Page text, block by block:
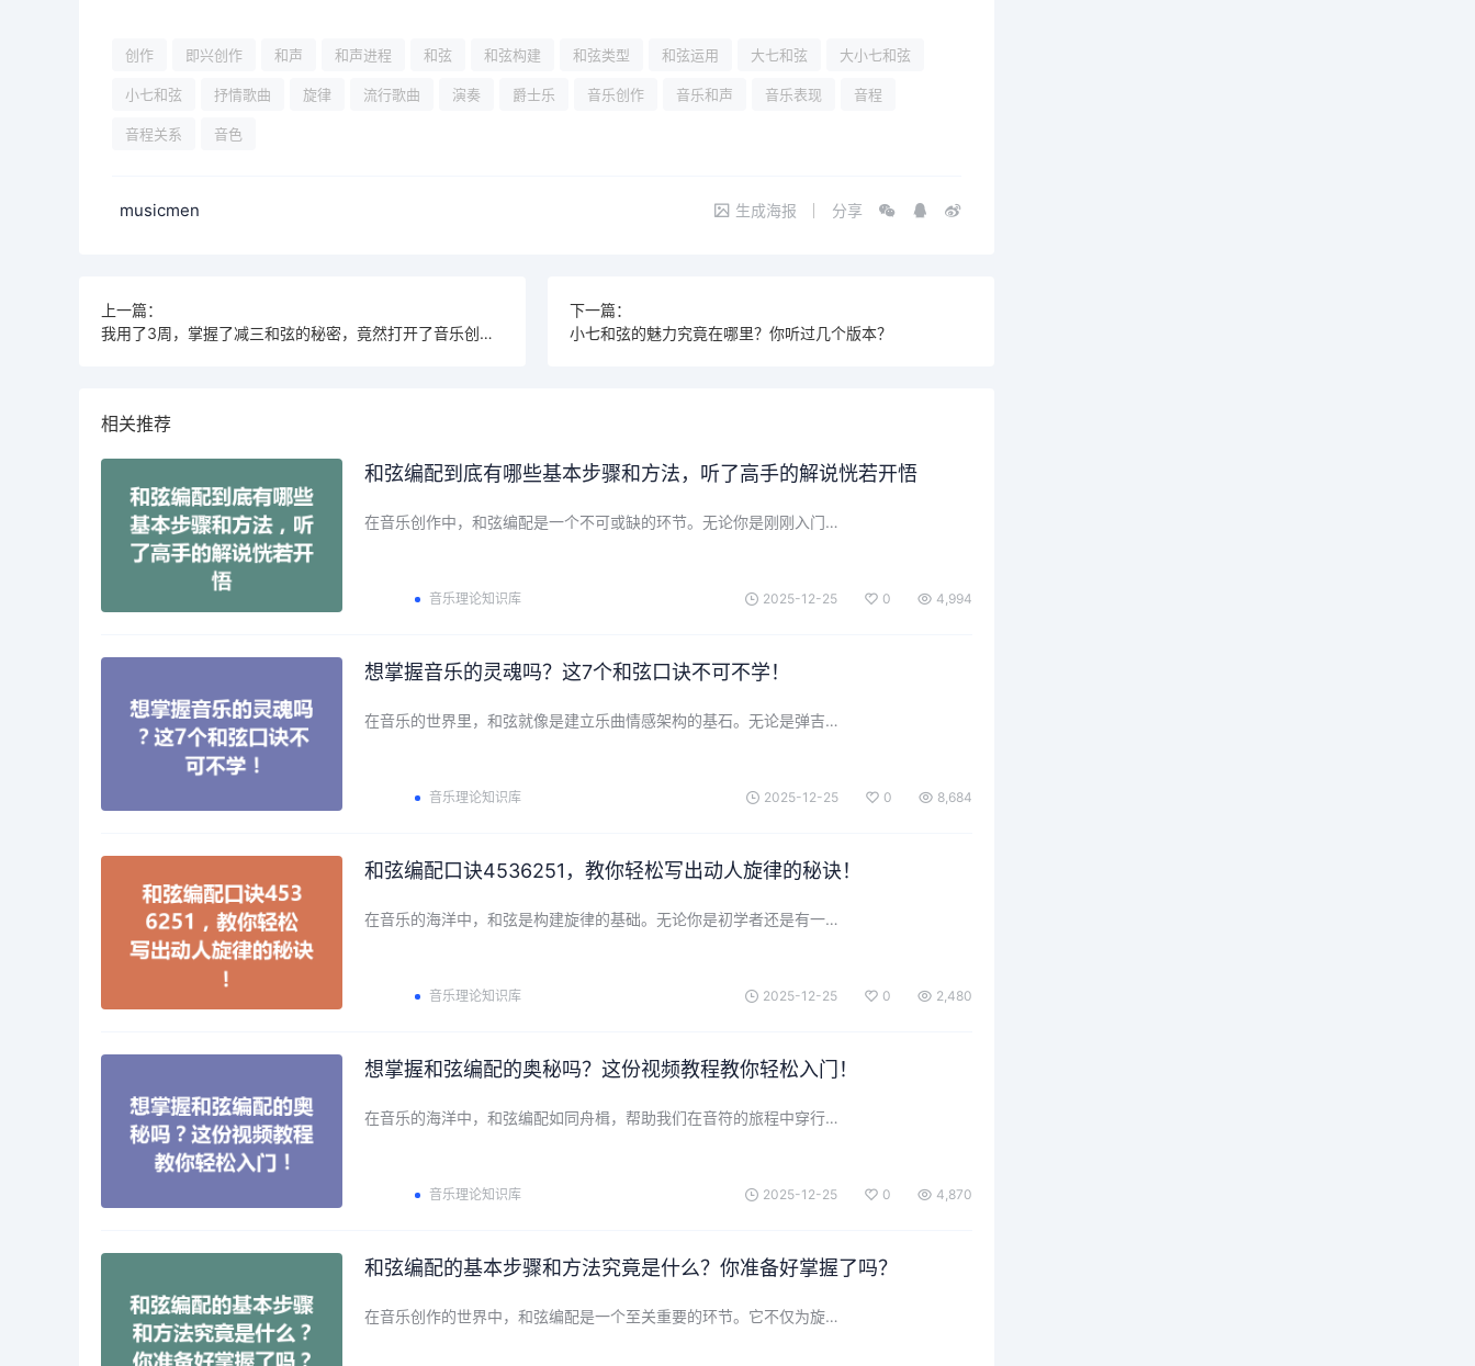
创作 即兴创作 和声 和声进程 和弦 和弦构建 和弦类型 和弦运用 大七和弦 大小七和弦
小七和弦 抒情歌曲 旋律 流行歌曲 演奏 爵士乐 音乐创作 音乐和声 音乐表现 音程
音程关系 音色
musicmen 生成海报 分享
上一篇：
我用了3周，掌握了减三和弦的秘密，竟然打开了音乐创作的新大门
下一篇：
小七和弦的魅力究竟在哪里？你听过几个版本？
相关推荐
和弦编配到底有哪些基本步骤和方法，听了高手的解说恍若开悟
在音乐创作中，和弦编配是一个不可或缺的环节。无论你是刚刚入门…
音乐理论知识库 2025-12-25 0 4,994
想掌握音乐的灵魂吗？这7个和弦口诀不可不学！
在音乐的世界里，和弦就像是建立乐曲情感架构的基石。无论是弹吉…
音乐理论知识库 2025-12-25 0 8,684
和弦编配口诀4536251，教你轻松写出动人旋律的秘诀！
在音乐的海洋中，和弦是构建旋律的基础。无论你是初学者还是有一…
音乐理论知识库 2025-12-25 0 2,480
想掌握和弦编配的奥秘吗？这份视频教程教你轻松入门！
在音乐的海洋中，和弦编配如同舟楫，帮助我们在音符的旅程中穿行…
音乐理论知识库 2025-12-25 0 4,870
和弦编配的基本步骤和方法究竟是什么？你准备好掌握了吗？
在音乐创作的世界中，和弦编配是一个至关重要的环节。它不仅为旋…